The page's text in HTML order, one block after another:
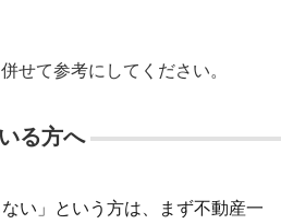
せて参考にしてください。
る方へ
い」という方は、まず不動産一